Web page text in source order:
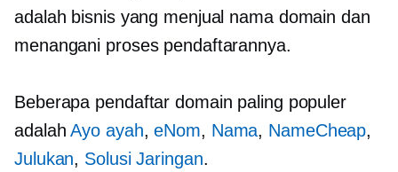
adalah bisnis yang menjual nama domain dan
menangani proses pendaftarannya.
Beberapa pendaftar domain paling populer
adalahAyo ayah,eNom, Nama, NameCheap,
Julukan, Solusi Jaringan.